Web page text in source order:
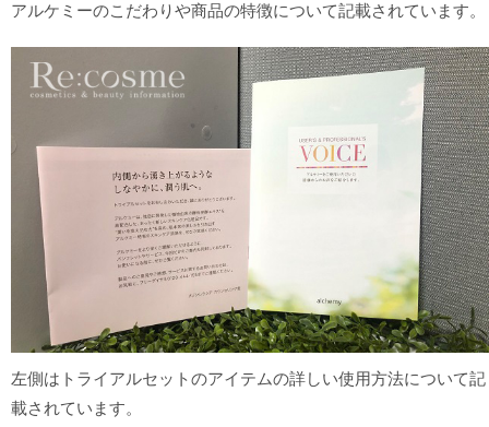
アルケミーのこだわりや商品の特徴について記載されています。
左側はトライアルセットのアイテムの詳しい使用方法について記
載されています。